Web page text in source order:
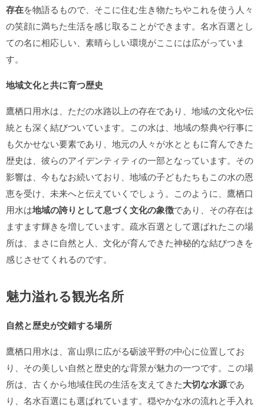
存在を物語るもので、そこに住む生き物たちやこれを使う人々
の笑顔に満ちた生活を感じ取ることができます。名水百選とし
ての名に相応しい、素晴らしい環境がここには広がっていま
す。
地域文化と共に育つ歴史
鷹栖口用水は、ただの水路以上の存在であり、地域の文化や伝
統とも深く結びついています。この水は、地域の祭典や行事に
も欠かせない要素であり、地元の人々が水とともに育んできた
歴史は、彼らのアイデンティティの一部となっています。その
影響は、今もなお続いており、地域の子どもたちもこの水の恩
恵を受け、未来へと伝えていくでしょう。このように、鷹栖口
用水は地域の誇りとして息づく文化の象徴であり、その存在は
ますます輝きを増しています。疏水百選として選ばれたこの場
所は、まさに自然と人、文化が育んできた神秘的な結びつきを
感じさせてくれるのです。
魅力溢れる観光名所
自然と歴史が交錯する場所
鷹栖口用水は、富山県に広がる砺波平野の中心に位置してお
り、その美しい自然と歴史的な背景が魅力の一つです。この場
所は、古くから地域住民の生活を支えてきた大切な水源であ
り、名水百選にも選ばれています。穏やかな水の流れと手入れ